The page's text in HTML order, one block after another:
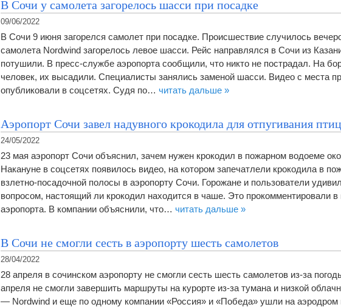
В Сочи у самолета загорелось шасси при посадке
09/06/2022
В Сочи 9 июня загорелся самолет при посадке. Происшествие случилось
самолета Nordwind загорелось левое шасси. Рейс направлялся в Сочи из
потушили. В пресс-службе аэропорта сообщили, что никто не пострадал. На
человек, их высадили. Специалисты занялись заменой шасси. Видео с места
опубликовали в соцсетях. Судя по… читать дальше »
Аэропорт Сочи завел надувного крокодила для отпугивания птиц
24/05/2022
23 мая аэропорт Сочи объяснил, зачем нужен крокодил в пожарном водоеме
Накануне в соцсетях появилось видео, на котором запечатлели крокодила в
взлетно-посадочной полосы в аэропорту Сочи. Горожане и пользователи
вопросом, настоящий ли крокодил находится в чаше. Это прокомментировали в
аэропорта. В компании объяснили, что… читать дальше »
В Сочи не смогли сесть в аэропорту шесть самолетов
28/04/2022
28 апреля в сочинском аэропорту не смогли сесть шесть самолетов из-за
апреля не смогли завершить маршруты на курорте из-за тумана и низкой
— Nordwind и еще по одному компании «Россия» и «Победа» ушли на